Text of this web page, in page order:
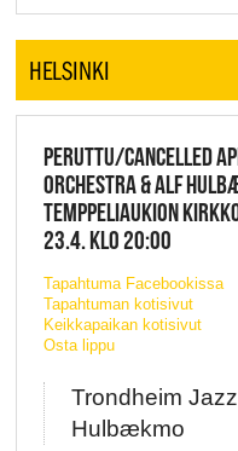
HELSINKI
PERUTTU/CANCELLED
ORCHESTRA & ALF
TEMPPELIAUKION
23.4. KLO 20:00
Tapahtuma Facebookissa
Tapahtuman kotisivut
Keikkapaikan kotisivut
Osta lippu
Trondheim
Hulbækmo